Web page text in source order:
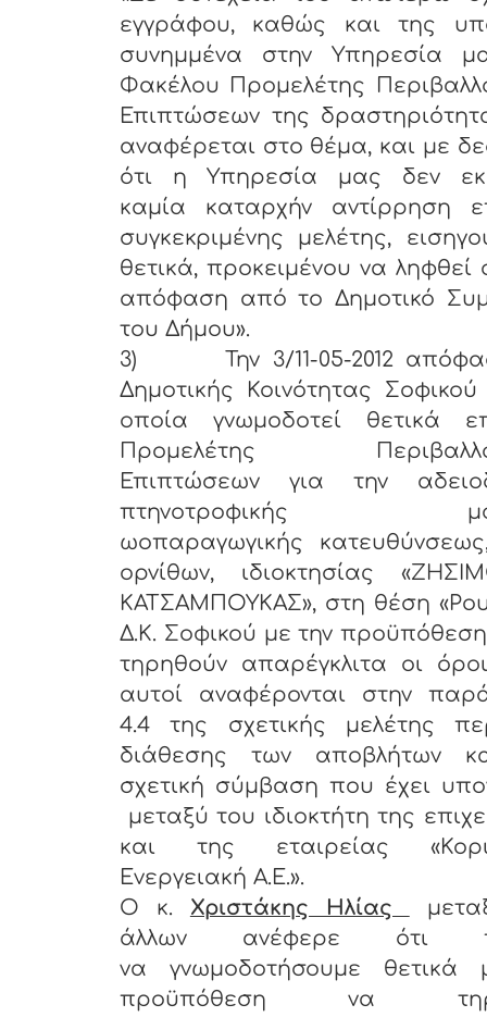
εγγράφου, καθώς και της
συνημμένα στην Υπηρεσία
Φακέλου Προμελέτης
Επιπτώσεων της
αναφέρεται στο θέμα, και με
ότι η Υπηρεσία μας δεν
καμία καταρχήν αντίρρηση
συγκεκριμένης μελέτης,
θετικά, προκειμένου να ληφθεί
απόφαση από το Δημοτικό
του Δήμου».
3)
Την 3/11-05-2012
Δημοτικής Κοινότητας
οποία γνωμοδοτεί θετικά
Προμελέτης
Επιπτώσεων για την
πτηνοτροφικής
ωοπαραγωγικής
ορνίθων, ιδιοκτησίας
ΚΑΤΣΑΜΠΟΥΚΑΣ», στη θέση
Δ.Κ. Σοφικού με την
τηρηθούν απαρέγκλιτα οι
αυτοί αναφέρονται στην
4.4 της σχετικής μελέτης
διάθεσης των αποβλήτων
σχετική σύμβαση που έχει
μεταξύ του ιδιοκτήτη της
και της εταιρείας
Ενεργειακή Α.Ε.».
Ο κ. Χριστάκης Ηλίας
άλλων ανέφερε ότι
να γνωμοδοτήσουμε θετικά
προϋπόθεση να